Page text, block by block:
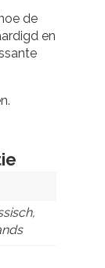
de
en